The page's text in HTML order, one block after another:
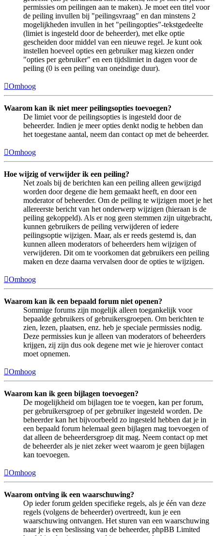
permissies om peilingen aan te maken). Je moet een titel voor
de peiling invullen bij "peilingsvraag" en dan minstens 2
mogelijkheden invullen in het "peilingopties"-tekstgedeelte
(limiet is ingesteld door de beheerder), met elke optie
gescheiden door middel van een nieuwe regel. Je kunt ook
instellen hoeveel opties een gebruiker mag kiezen onder
"opties per gebruiker" en een tijdslimiet in dagen voor de
peiling (0 is een peiling van oneindige duur).
Omhoog
Waarom kan ik niet meer peilingsopties toevoegen?
De limiet voor de peilingsopties is ingesteld door de
beheerder. Indien je meer opties denkt nodig te hebben dan
het toegestane aantal, neem dan contact op met de beheerder.
Omhoog
Hoe wijzig of verwijder ik een peiling?
Net zoals bij de berichten kan een peiling alleen gewijzigd
worden door degene die hem gemaakt heeft, en door een
moderator of beheerder. Om de peiling te wijzigen moet je het
allereerste bericht van het onderwerp wijzigen (hieraan is de
peiling gekoppeld). Als er nog geen stemmen zijn uitgebracht,
kunnen gebruikers de peiling verwijderen of iedere
peilingsoptie wijzigen. Maar, als er reeds gestemd is, dan
kunnen alleen moderators of beheerders hem wijzigen of
verwijderen. Dit om te voorkomen dat gebruikers een peiling
maken en deze daarna vervalsen door de opties te wijzigen.
Omhoog
Waarom kan ik een bepaald forum niet openen?
Sommige forums zijn mogelijk alleen toegankelijk voor
bepaalde gebruikers of gebruikersgroepen. Om berichten te
zien, lezen, plaatsen, enz. heb je speciale permissies nodig.
Deze permissies kun je alleen van moderators of beheerders
krijgen, zij zijn dus ook degene met wie je hierover contact
moet opnemen.
Omhoog
Waarom kan ik geen bijlagen toevoegen?
De mogelijkheid om bijlagen toe te voegen, kan per forum,
per gebruikersgroep of per gebruiker ingesteld worden. De
beheerder kan het bijvoorbeeld zo ingesteld hebben dat je in
een bepaald forum helemaal geen bijlagen mag toevoegen of
dat alleen de beheerdersgroep dit mag. Neem contact op met
de beheerder als je niet zeker weet waarom je geen bijlagen
kan toevoegen.
Omhoog
Waarom ontving ik een waarschuwing?
Op ieder forum gelden specifieke regels, als je één van deze
regels (volgens de beheerder) overtreedt, kun je een
waarschuwing ontvangen. Het sturen van een waarschuwing
naar je is een beslissing van de beheerder, phpBB Limited